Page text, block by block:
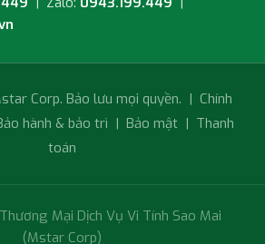
Corp. Bảo lưu mọi quyền. | Chính
hành & bảo trì | Bảo mật | Thanh
toán
Mại Dịch Vụ Vi Tính Sao Mai
(Mstar Corp)